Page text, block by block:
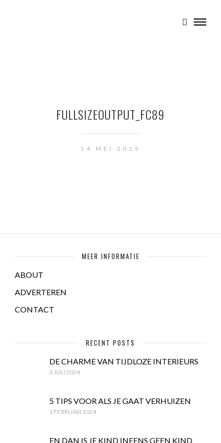
FULLSIZEOUTPUT_FC89
14 MEI 2019
MEER INFORMATIE
ABOUT
ADVERTEREN
CONTACT
RECENT POSTS
DE CHARME VAN TIJDLOZE INTERIEURS
3 JULI 2024
5 TIPS VOOR ALS JE GAAT VERHUIZEN
1 FEBRUARI 2024
EN DAN IS JE KIND INEENS GEEN KIND